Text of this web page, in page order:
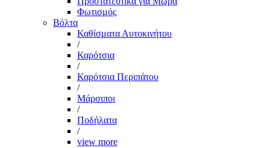
Φωτισμός
Βόλτα
Καθίσματα Αυτοκινήτου
/
Καρότσια
/
Καρότσια Περιπάτου
/
Μάρσιποι
/
Ποδήλατα
/
view more